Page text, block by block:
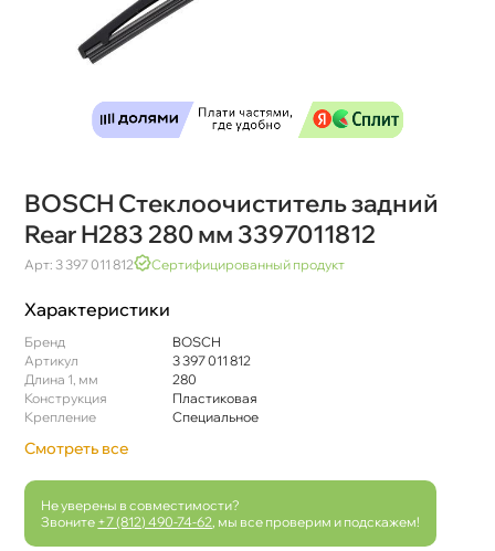
BOSCH Стеклоочиститель задний
Rear H283 280 мм 3397011812
Арт: 3 397 011 812 Сертифицированный продукт
Характеристики
Бренд
BOSCH
Артикул
3 397 011 812
Длина 1, мм
280
Конструкция
Пластиковая
Крепление
Специальное
Смотреть все
Не уверены в совместимости?
Звоните +7 (812) 490-74-62 , мы все проверим и подскажем!